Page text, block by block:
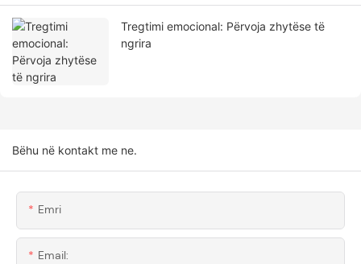
Tregtimi emocional: Përvoja zhytëse të
ngrira
Bëhu në kontakt me ne.
Emri
Email: